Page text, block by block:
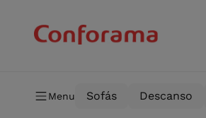
Menu Sofás Descanso